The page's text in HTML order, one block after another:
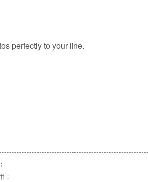
perfectly to your line.
；